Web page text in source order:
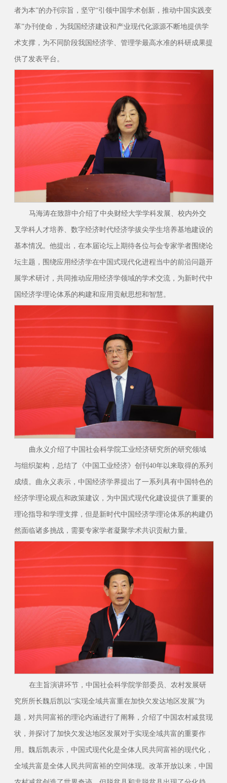
者为本”的办刊宗旨，坚守“引领中国学术创新，推动中国实践变
革”办刊使命，为我国经济建设和产业现代化源源不断地提供学
术支撑，为不同阶段我国经济学、管理学最高水准的科研成果提
供了发表平台。
马海涛在致辞中介绍了中央财经大学学科发展、校内外交
叉学科人才培养、数字经济时代经济学拔尖学生培养基地建设的
基本情况。他提出，在本届论坛上期待各位与会专家学者围绕论
坛主题，围绕应用经济学在中国式现代化进程当中的前沿问题开
展学术研讨，共同推动应用经济学领域的学术交流，为新时代中
国经济学理论体系的构建和应用贡献思想和智慧。
曲永义介绍了中国社会科学院工业经济研究所的研究领域
与组织架构，总结了《中国工业经济》创刊40年以来取得的系列
成绩。曲永义表示，中国经济学界提出了一系列具有中国特色的
经济学理论观点和政策建议，为中国式现代化建设提供了重要的
理论指导和学理支撑，但是新时代中国经济学理论体系的构建仍
然面临诸多挑战，需要专家学者凝聚学术共识贡献力量。
在主旨演讲环节，中国社会科学院学部委员、农村发展研
究所所长魏后凯以“实现全域共富重在加快欠发达地区发展”为
题，对共同富裕的理论内涵进行了阐释，介绍了中国农村减贫现
状，并探讨了加快欠发达地区发展对于实现全域共富的重要作
用。魏后凯表示，中国式现代化是全体人民共同富裕的现代化，
全域共富是全体人民共同富裕的空间体现。改革开放以来，中国